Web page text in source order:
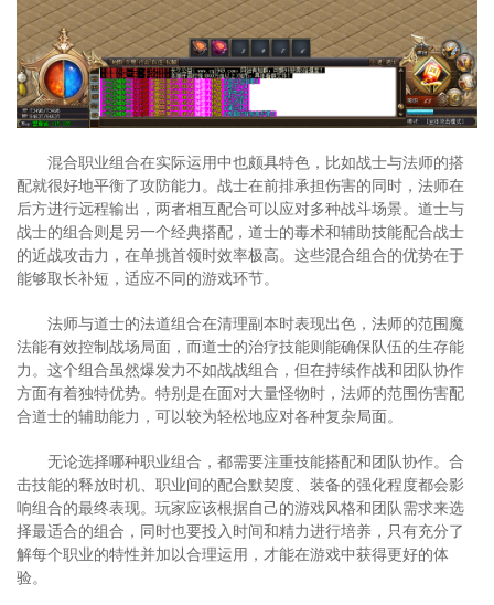
混合职业组合在实际运用中也颇具特色，比如战士与法师的搭
配就很好地平衡了攻防能力。战士在前排承担伤害的同时，法师在
后方进行远程输出，两者相互配合可以应对多种战斗场景。道士与
战士的组合则是另一个经典搭配，道士的毒术和辅助技能配合战士
的近战攻击力，在单挑首领时效率极高。这些混合组合的优势在于
能够取长补短，适应不同的游戏环节。
法师与道士的法道组合在清理副本时表现出色，法师的范围魔
法能有效控制战场局面，而道士的治疗技能则能确保队伍的生存能
力。这个组合虽然爆发力不如战战组合，但在持续作战和团队协作
方面有着独特优势。特别是在面对大量怪物时，法师的范围伤害配
合道士的辅助能力，可以较为轻松地应对各种复杂局面。
无论选择哪种职业组合，都需要注重技能搭配和团队协作。合
击技能的释放时机、职业间的配合默契度、装备的强化程度都会影
响组合的最终表现。玩家应该根据自己的游戏风格和团队需求来选
择最适合的组合，同时也要投入时间和精力进行培养，只有充分了
解每个职业的特性并加以合理运用，才能在游戏中获得更好的体
验。